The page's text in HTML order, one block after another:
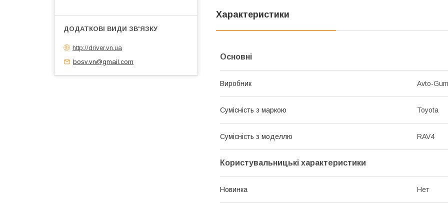
Характеристики
Основні
Виробник Avto-
Сумісність з маркою Toyota
Сумісність з моделлю RAV4
Користувальницькі характеристики
Новинка Нет
http://driver.vn.ua
bosv.vn@gmail.com